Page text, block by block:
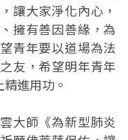
讓大家淨化內心，
擁有善因善緣，為
青年要以道場為法
友，希望明年青年
進用功。
大師《為新型肺炎